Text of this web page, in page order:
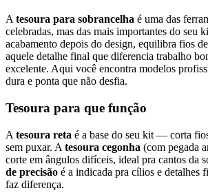
A tesoura para sobrancelha é uma das
celebradas, mas das mais importantes do seu
acabamento depois do design, equilibra fios
aquele detalhe final que diferencia trabalho
excelente. Aqui você encontra modelos
dura e ponta que não desfia.
Tesoura para que função
A tesoura reta é a base do seu kit — corta
sem puxar. A tesoura cegonha (com pegada
corte em ângulos difíceis, ideal pra cantos da
de precisão é a indicada pra cílios e detalhes
faz diferença.